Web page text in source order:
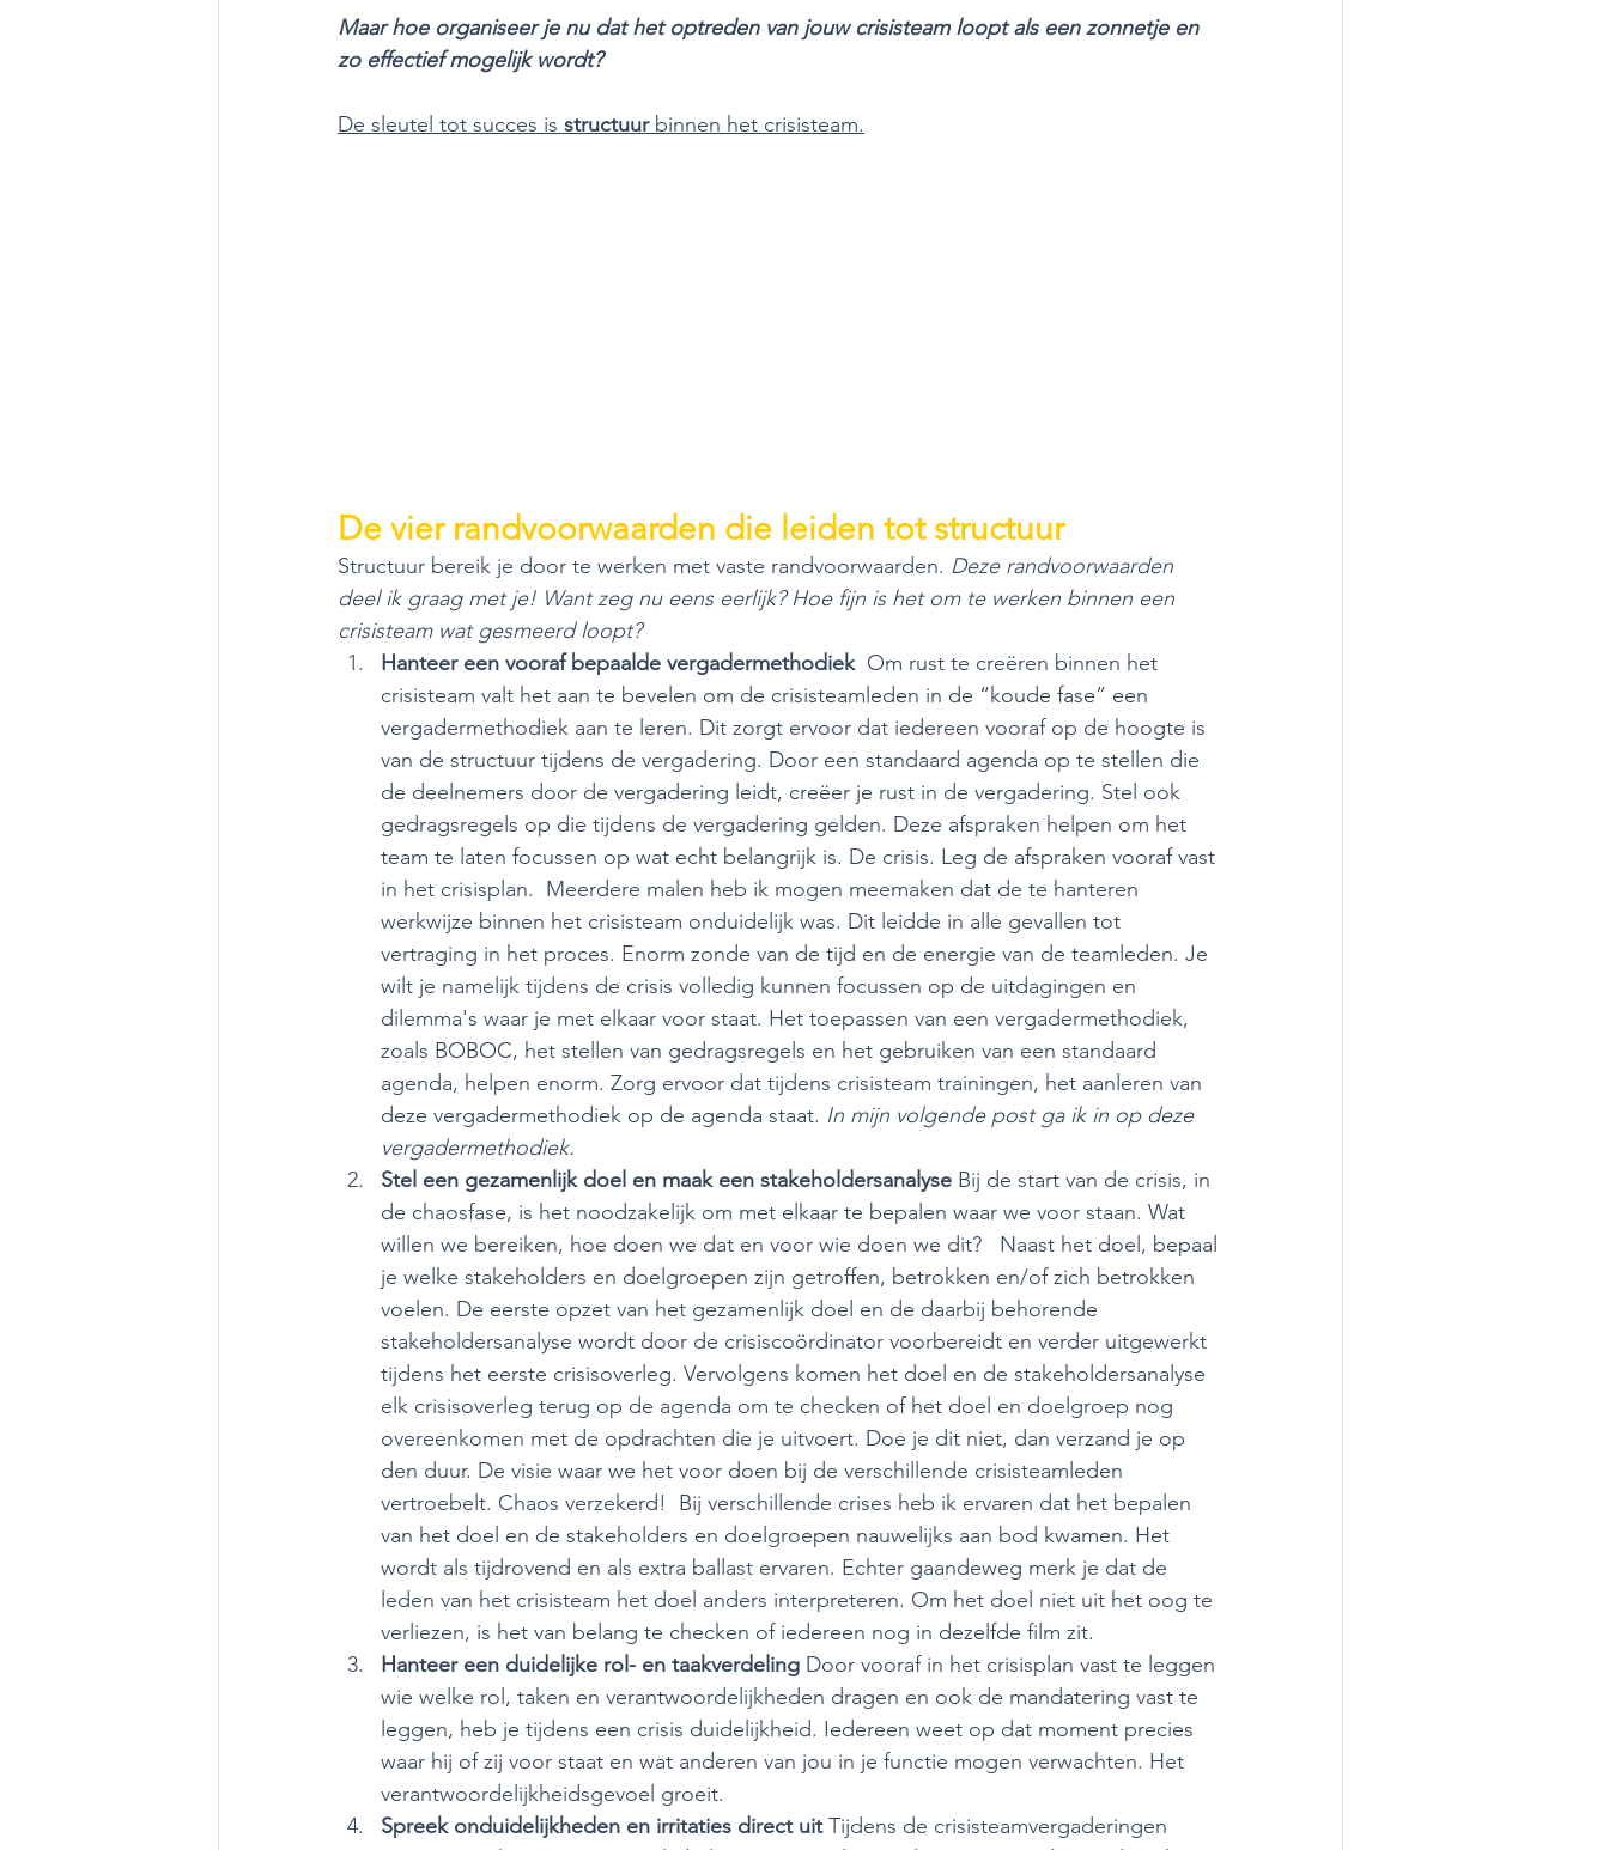
Maar hoe organiseer je nu dat het optreden van jouw crisisteam loopt als een zonnetje en
zo effectief mogelijk wordt?
De sleutel tot succes is structuur binnen het crisisteam.
De vier randvoorwaarden die leiden tot structuur
Structuur bereik je door te werken met vaste randvoorwaarden. Deze randvoorwaarden
deel ik graag met je! Want zeg nu eens eerlijk? Hoe fijn is het om te werken binnen een
crisisteam wat gesmeerd loopt?
Hanteer een vooraf bepaalde vergadermethodiek Om rust te creëren binnen het
crisisteam valt het aan te bevelen om de crisisteamleden in de “koude fase” een
vergadermethodiek aan te leren. Dit zorgt ervoor dat iedereen vooraf op de hoogte is
van de structuur tijdens de vergadering. Door een standaard agenda op te stellen die
de deelnemers door de vergadering leidt, creëer je rust in de vergadering. Stel ook
gedragsregels op die tijdens de vergadering gelden. Deze afspraken helpen om het
team te laten focussen op wat echt belangrijk is. De crisis. Leg de afspraken vooraf vast
in het crisisplan.  Meerdere malen heb ik mogen meemaken dat de te hanteren
werkwijze binnen het crisisteam onduidelijk was. Dit leidde in alle gevallen tot
vertraging in het proces. Enorm zonde van de tijd en de energie van de teamleden. Je
wilt je namelijk tijdens de crisis volledig kunnen focussen op de uitdagingen en
dilemma's waar je met elkaar voor staat. Het toepassen van een vergadermethodiek,
zoals BOBOC, het stellen van gedragsregels en het gebruiken van een standaard
agenda, helpen enorm. Zorg ervoor dat tijdens crisisteam trainingen, het aanleren van
deze vergadermethodiek op de agenda staat. In mijn volgende post ga ik in op deze
vergadermethodiek.
Stel een gezamenlijk doel en maak een stakeholdersanalyse Bij de start van de crisis, in
de chaosfase, is het noodzakelijk om met elkaar te bepalen waar we voor staan. Wat
willen we bereiken, hoe doen we dat en voor wie doen we dit?   Naast het doel, bepaal
je welke stakeholders en doelgroepen zijn getroffen, betrokken en/of zich betrokken
voelen. De eerste opzet van het gezamenlijk doel en de daarbij behorende
stakeholdersanalyse wordt door de crisiscoördinator voorbereidt en verder uitgewerkt
tijdens het eerste crisisoverleg. Vervolgens komen het doel en de stakeholdersanalyse
elk crisisoverleg terug op de agenda om te checken of het doel en doelgroep nog
overeenkomen met de opdrachten die je uitvoert. Doe je dit niet, dan verzand je op
den duur. De visie waar we het voor doen bij de verschillende crisisteamleden
vertroebelt. Chaos verzekerd!  Bij verschillende crises heb ik ervaren dat het bepalen
van het doel en de stakeholders en doelgroepen nauwelijks aan bod kwamen. Het
wordt als tijdrovend en als extra ballast ervaren. Echter gaandeweg merk je dat de
leden van het crisisteam het doel anders interpreteren. Om het doel niet uit het oog te
verliezen, is het van belang te checken of iedereen nog in dezelfde film zit.
Hanteer een duidelijke rol- en taakverdeling Door vooraf in het crisisplan vast te leggen
wie welke rol, taken en verantwoordelijkheden dragen en ook de mandatering vast te
leggen, heb je tijdens een crisis duidelijkheid. Iedereen weet op dat moment precies
waar hij of zij voor staat en wat anderen van jou in je functie mogen verwachten. Het
verantwoordelijkheidsgevoel groeit.
Spreek onduidelijkheden en irritaties direct uit Tijdens de crisisteamvergaderingen